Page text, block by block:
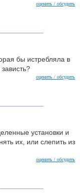
оценить / обсудить
бы истребляла в
оценить / обсудить
установки и
их, или слепить из
оценить / обсудить